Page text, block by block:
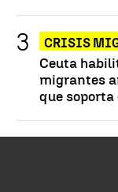
CRISIS
Ceuta
migrantes
que